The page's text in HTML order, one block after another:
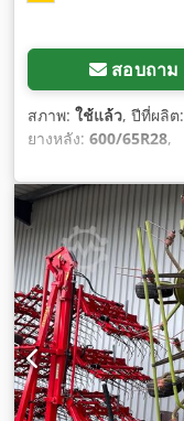
สอบถาม
สภาพ: ใช้แล้ว, ปีที่ผลิต:
ยางหลัง: 600/65R28,